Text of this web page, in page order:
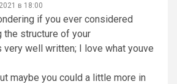
в 18:00
if you ever considered
the structure of your
very well written; I love what youve
maybe you could a little more in